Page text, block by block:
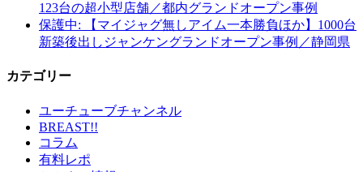
123台の超小型店舗／都内グランドオープン事例
保護中: 【マイジャグ無しアイム一本勝負ほか】1000台
新築後出しジャンケングランドオープン事例／静岡県
カテゴリー
ユーチューブチャンネル
BREAST!!
コラム
有料レポ